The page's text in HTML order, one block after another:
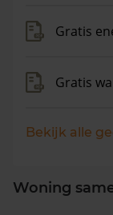
Gratis
Gratis
Bekijk alle
Woning